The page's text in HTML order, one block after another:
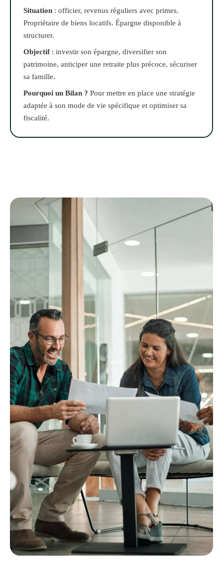
Situation : officier, revenus réguliers avec primes.
Propriétaire de biens locatifs. Épargne disponible à
structurer.
Objectif: investir son épargne, diversifier son
patrimoine, anticiper une retraite plus précoce, sécuriser
sa famille.
Pourquoi un Bilan ? Pour mettre en place une stratégie
adaptée à son mode de vie spécifique et optimiser sa
fiscalité.